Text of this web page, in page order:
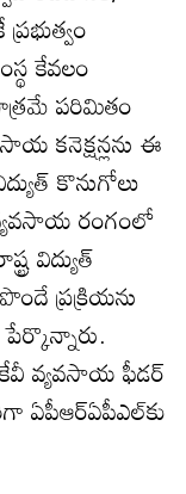
కేవలం
పరిమితం
కనెక్షన్లను ఈ
కొనుగోలు
వ్యవసాయ రంగంలో
విద్యుత్‌
ప్రక్రియను
కేవీ వ్యవసాయ ఫీడర్‌
ఏపీఆర్‌ఏపీఎల్‌కు